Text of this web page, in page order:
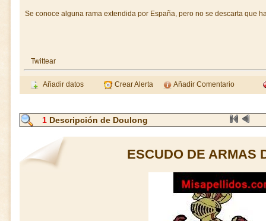
Se conoce alguna rama extendida por España, pero no se descarta que
Twittear
Añadir datos Crear Alerta Añadir Comentario
1 Descripción de Doulong
ESCUDO DE ARMAS